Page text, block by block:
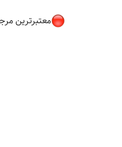
معتبرترین